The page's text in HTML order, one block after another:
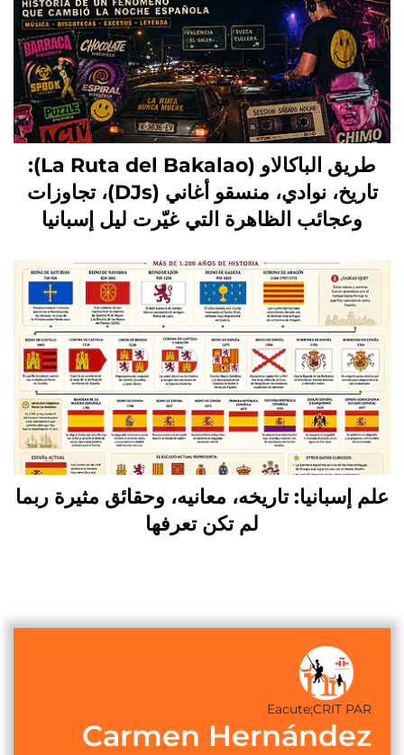
طريق الباكالاو (La Ruta del Bakalao):
تاريخ، نوادي، منسقو أغاني (DJs)، تجاوزات
وعجائب الظاهرة التي غيّرت ليل إسبانيا
علم إسبانيا: تاريخه، معانيه، وحقائق مثيرة ربما
لم تكن تعرفها
Eacute;CRIT PAR
Carmen Hernández